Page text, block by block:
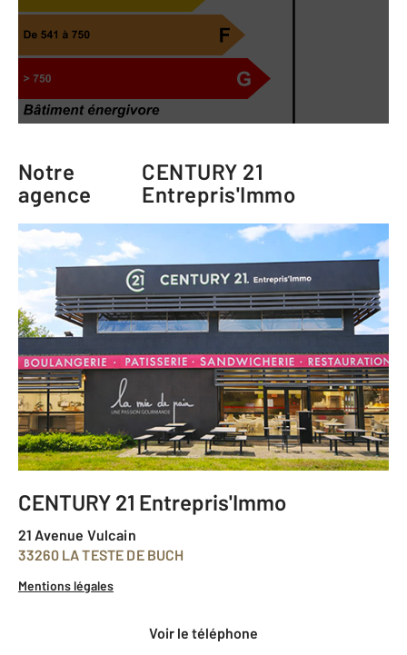
Notre
agence
CENTURY 21
Entrepris'Immo
CENTURY 21 Entrepris'Immo
21 Avenue Vulcain
33260 LA TESTE DE BUCH
Mentions légales
voir le téléphone